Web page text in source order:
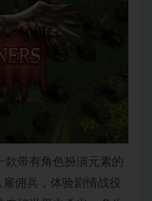
款带有角色扮演元素的
佣兵，体验剧情战役